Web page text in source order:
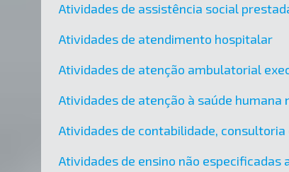
Atividades de assistência social
Atividades de atendimento hospitalar
Atividades de atenção ambulatorial
Atividades de atenção à saúde
Atividades de contabilidade,
Atividades de ensino não especificadas